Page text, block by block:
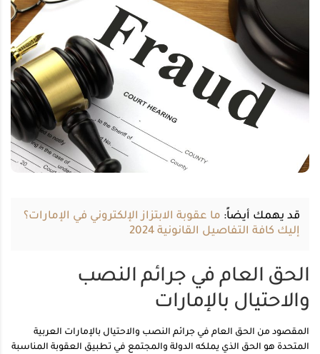
قد يهمك أيضاً: ما عقوبة الابتزاز الإلكتروني في الإمارات؟
إليك كافة التفاصيل القانونية 2024
الحق العام في جرائم النصب
والاحتيال بالإمارات
المقصود من الحق العام في جرائم النصب والاحتيال بالإمارات العربية
المتحدة هو الحق الذي يملكه الدولة والمجتمع في تطبيق العقوبة المناسبة